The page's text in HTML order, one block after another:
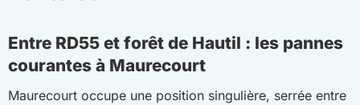
Entre RD55 et forêt de Hautil : les pannes
courantes à Maurecourt
Maurecourt occupe une position singulière, serrée entre